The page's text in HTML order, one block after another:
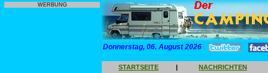
WERBUNG
Donnerstag, 06. August 2026
STARTSEITE | NACHRICHTEN